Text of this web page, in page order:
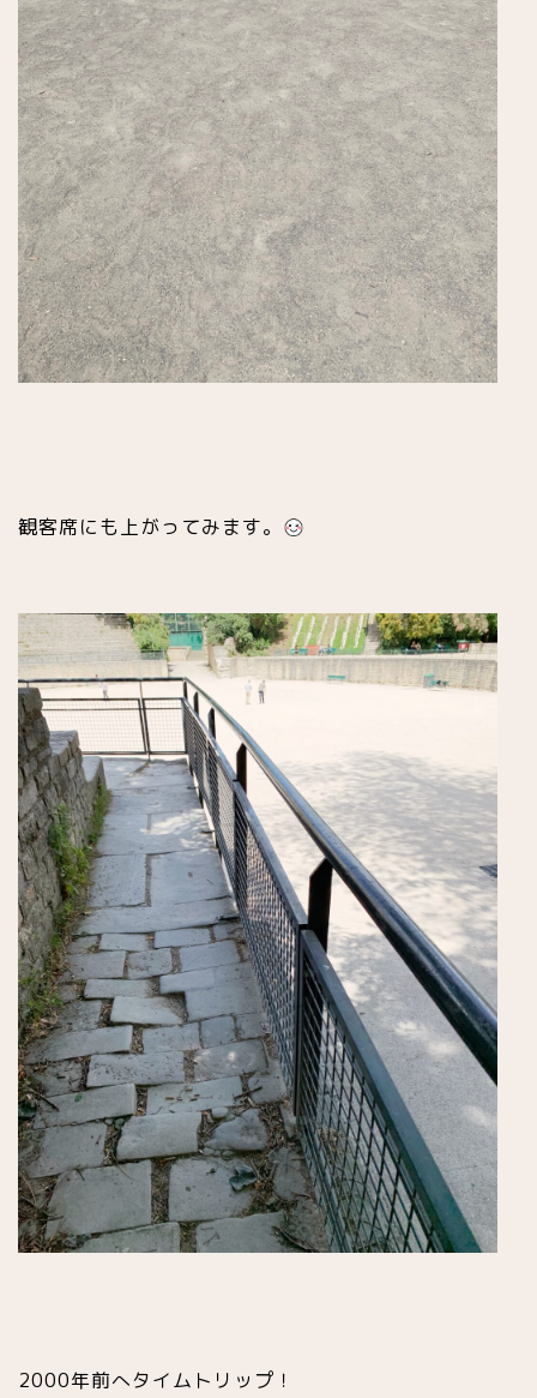
観客席にも上がってみます。
2000年前へタイムトリップ！